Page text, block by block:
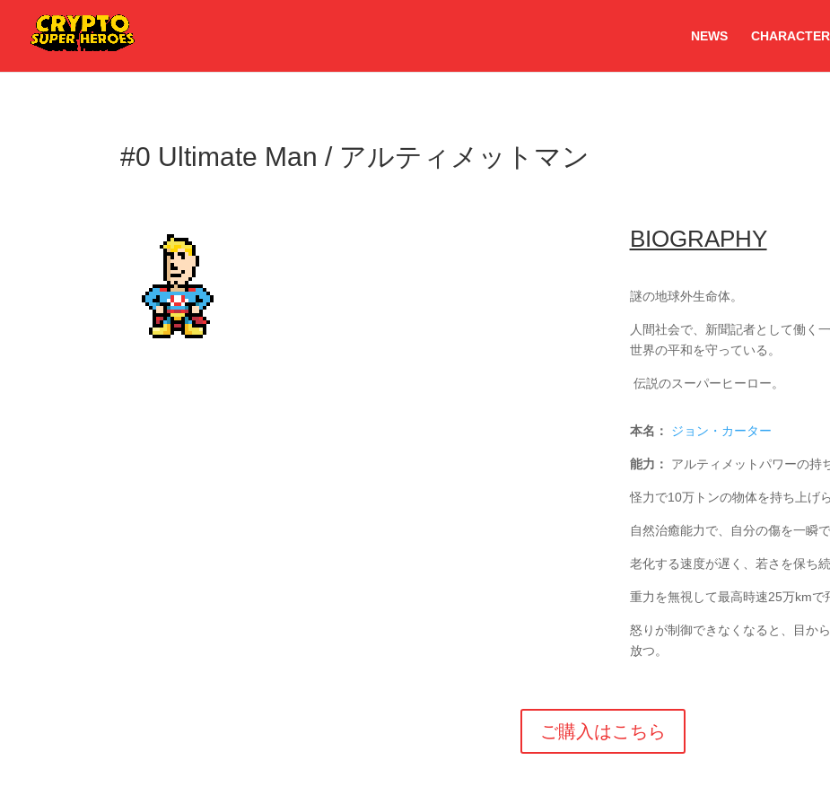
NEWS
#0 Ultimate Man / アルティメットマン
BIOGRAPHY
謎の地球外生命体。
人間社会で、新聞記者として働く
世界の平和を守っている。
伝説のスーパーヒーロー。
本名： ジョン・カーター
能力： アルティメットパワーの持
怪力で10万トンの物体を持ち上げら
自然治癒能力で、自分の傷を一瞬
老化する速度が遅く、若さを保ち続
重力を無視して最高時速25万kmで
怒りが制御できなくなると、目か
放つ。
ご購入はこちら